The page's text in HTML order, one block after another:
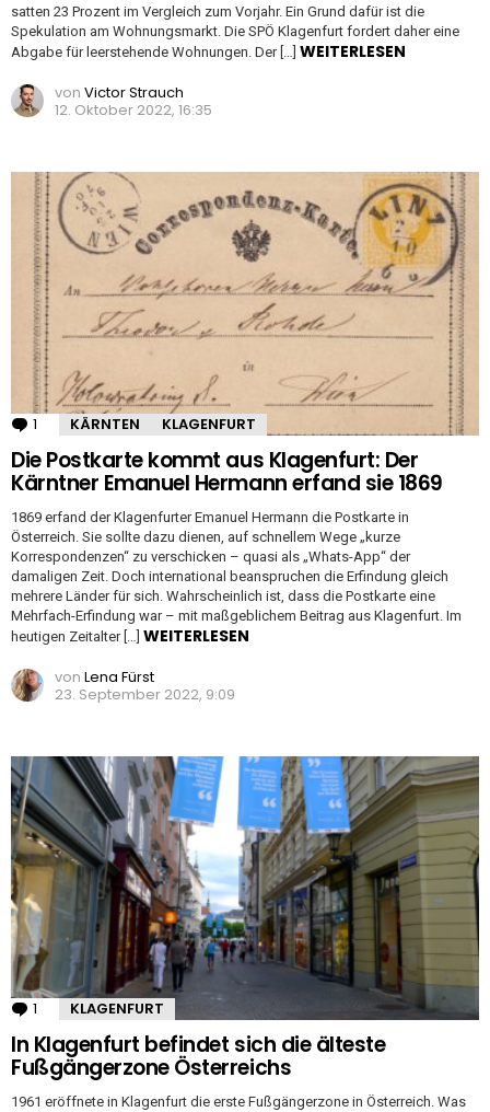
satten 23 Prozent im Vergleich zum Vorjahr. Ein Grund dafür ist die
Spekulation am Wohnungsmarkt. Die SPÖ Klagenfurt fordert daher eine
Abgabe für leerstehende Wohnungen. Der […] WEITERLESEN
von Victor Strauch
12. Oktober 2022, 16:35
1 Kommentar
KÄRNTEN KLAGENFURT
Die Postkarte kommt aus Klagenfurt: Der
Kärntner Emanuel Hermann erfand sie 1869
1869 erfand der Klagenfurter Emanuel Hermann die Postkarte in
Österreich. Sie sollte dazu dienen, auf schnellem Wege „kurze
Korrespondenzen“ zu verschicken – quasi als „Whats-App“ der
damaligen Zeit. Doch international beanspruchen die Erfindung gleich
mehrere Länder für sich. Wahrscheinlich ist, dass die Postkarte eine
Mehrfach-Erfindung war – mit maßgeblichem Beitrag aus Klagenfurt. Im
heutigen Zeitalter […] WEITERLESEN
von Lena Fürst
23. September 2022, 9:09
1 Kommentar
KLAGENFURT
In Klagenfurt befindet sich die älteste
Fußgängerzone Österreichs
1961 eröffnete in Klagenfurt die erste Fußgängerzone in Österreich. Was